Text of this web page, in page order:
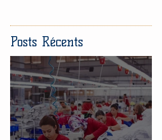
Posts Récents